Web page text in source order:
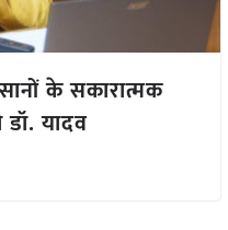
के सकारात्मक
यादव